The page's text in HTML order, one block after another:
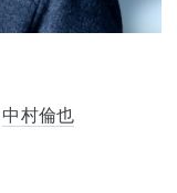
中村倫也